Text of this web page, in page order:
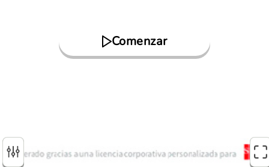
Comenzar